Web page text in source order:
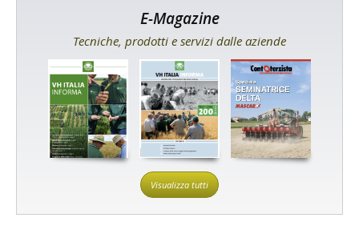
E-Magazine
Tecniche, prodotti e servizi dalle aziende
Visualizza tutti